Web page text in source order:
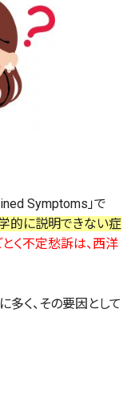
Symptoms」で
学的に説明できない症
く不定愁訴は、西洋
く、その要因として